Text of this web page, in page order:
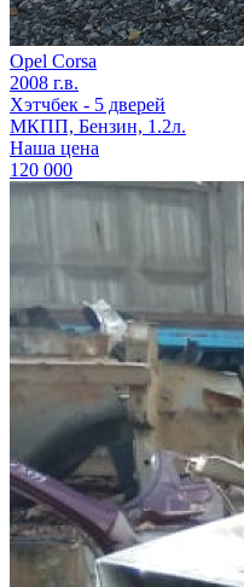
Opel Corsa
2008 г.в.
Хэтчбек - 5 дверей
МКПП, Бензин, 1.2л.
Наша цена
120 000